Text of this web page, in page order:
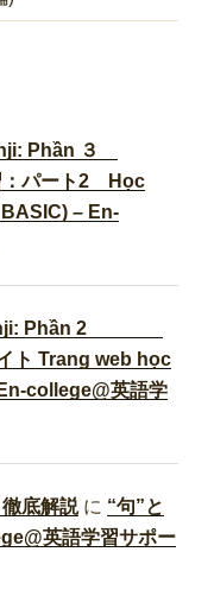
Phần ３
：パート2 Học
– En-
Kanji: Phần 2
ト Trang web học
college@英語学
底解説に “句”と
英語学習サポー